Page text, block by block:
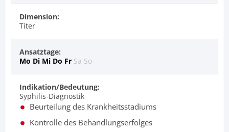
Dimension:
Titer
Ansatztage:
Mo Di Mi Do Fr Sa So
Indikation/Bedeutung:
Syphilis-Diagnostik
Beurteilung des Krankheitsstadiums
Kontrolle des Behandlungserfolges